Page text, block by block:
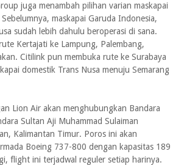
juga menambah pilihan varian maskapai
maskapai Garuda Indonesia,
sudah lebih dahulu beroperasi di sana.
Kertajati ke Lampung, Palembang,
Citilink pun membuka rute ke Surabaya
domestik Trans Nusa menuju Semarang
Lion Air akan menghubungkan Bandara
Sultan Aji Muhammad Sulaiman
Kalimantan Timur. Poros ini akan
Boeing 737-800 dengan kapasitas 189
flight ini terjadwal reguler setiap harinya.